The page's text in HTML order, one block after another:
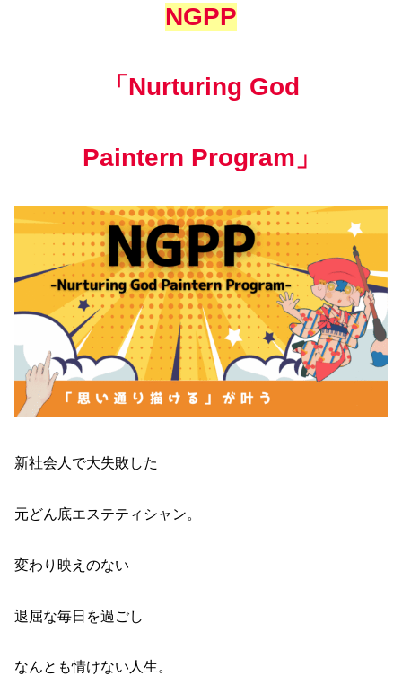
NGPP
「Nurturing God
Paintern Program 」
新社会人で大失敗した
元どん底エステティシャン。
変わり映えのない
退屈な毎日を過ごし
なんとも情けない人生。